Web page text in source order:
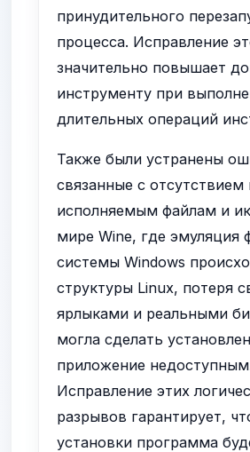
принудительного
процесса. Исправление
значительно повышает
инструменту при
длительных операций
Также были устранены
связанные с отсутствием
исполняемым файлам и
мире Wine, где эмуляция
системы Windows
структуры Linux, потеря
ярлыками и реальными
могла сделать
приложение
Исправление этих
разрывов гарантирует,
установки программа